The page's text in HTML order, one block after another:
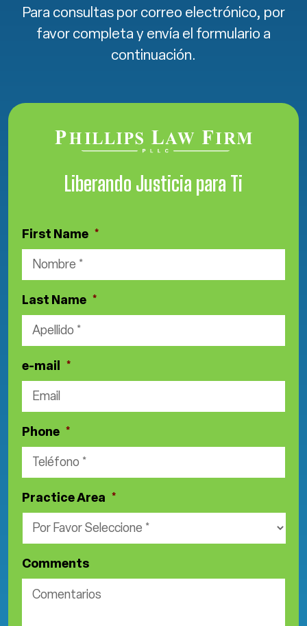
Para consultas por correo electrónico, por
favor completa y envía el formulario a
continuación.
Liberando Justicia para Ti
First Name *
Last Name *
e-mail *
Phone *
Practice Area *
Comments